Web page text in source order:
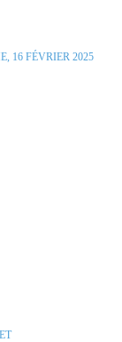
16 FÉVRIER 2025